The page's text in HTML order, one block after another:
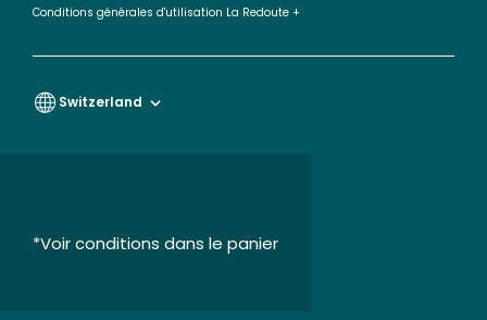
Conditions générales d'utilisation La Redoute +
Switzerland
*Voir conditions dans le panier